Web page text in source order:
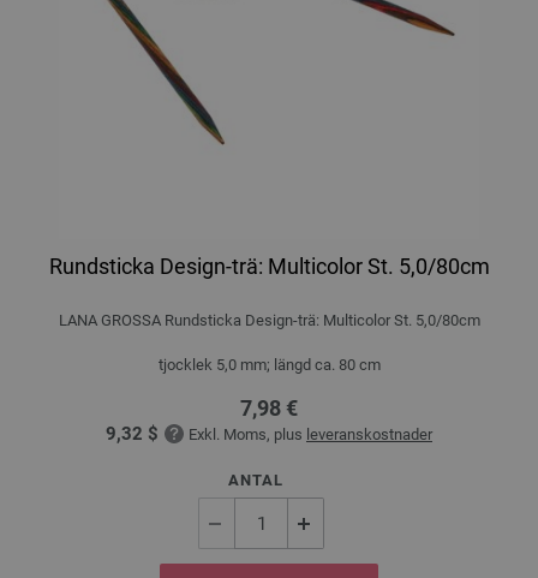
Rundsticka Design-trä: Multicolor St. 5,0/80cm
LANA GROSSA Rundsticka Design-trä: Multicolor St. 5,0/80cm
tjocklek 5,0 mm; längd ca. 80 cm
7,98 €
9,32 $ Exkl. Moms, plus leveranskostnader
ANTAL